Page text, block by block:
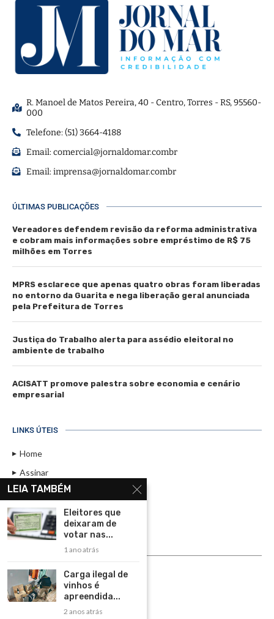
R. Manoel de Matos Pereira, 40 - Centro, Torres - RS, 95560-
000
Telefone: (51) 3664-4188
Email:comercial@jornaldomar.combr
Email:imprensa@jornaldomar.combr
ÚLTIMAS PUBLICAÇÕES
Vereadores defendem revisão da reforma administrativa
e cobram mais informações sobre empréstimo de R$ 75
milhões em Torres
MPRS esclarece que apenas quatro obras foram liberadas
no entorno da Guarita e nega liberação geral anunciada
pela Prefeitura de Torres
Justiça do Trabalho alerta para assédio eleitoral no
ambiente de trabalho
ACISATT promove palestra sobre economia e cenário
empresarial
LINKS ÚTEIS
Home
Assinar
Contato
Política de Privacidade
Rádio Maristela - Ao Vivo
ASSINE
LEIA TAMBÉM
Eleitores que
deixaram de
votar nas...
1 ano atrás
Carga ilegal de
vinhos é
apreendida...
2 anos atrás